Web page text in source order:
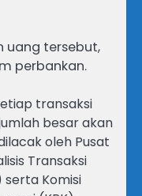
uang tersebut,
perbankan.
transaksi
besar akan
oleh Pusat
Transaksi
serta Komisi